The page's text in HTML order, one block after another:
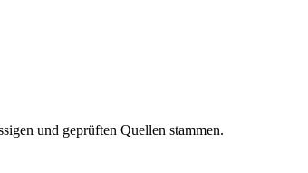
und geprüften Quellen stammen.